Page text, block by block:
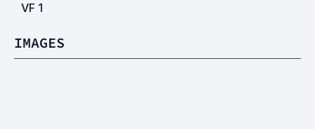
VF 1
IMAGES